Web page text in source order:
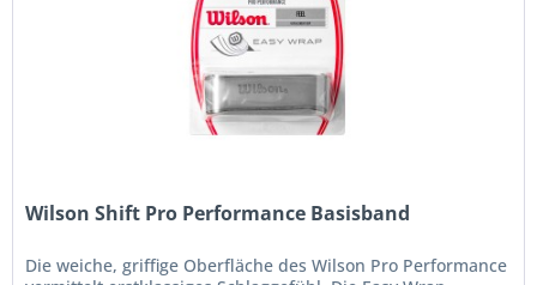
Wilson Shift Pro Performance Basisband
Die weiche, griffige Oberfläche des Wilson Pro Performance